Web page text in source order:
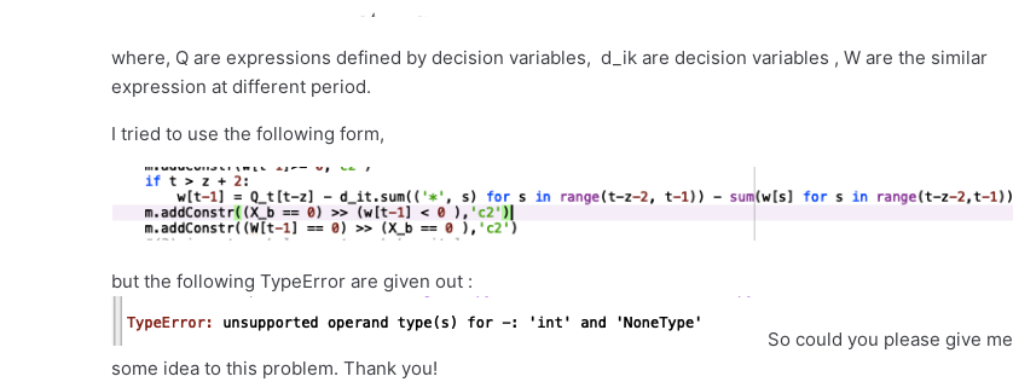
where, Q are expressions defined by decision variables, d_ik are decision variables , W are the similar
expression at different period.
I tried to use the following form,
but the following TypeError are given out :
So could you please give me
some idea to this problem. Thank you!